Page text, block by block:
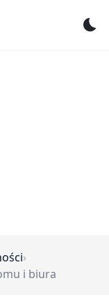
›
i biura